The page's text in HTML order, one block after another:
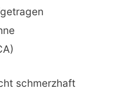
schmerzhaft